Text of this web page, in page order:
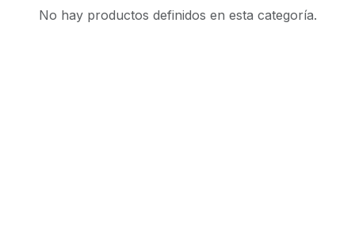
No hay productos definidos en esta categoría.